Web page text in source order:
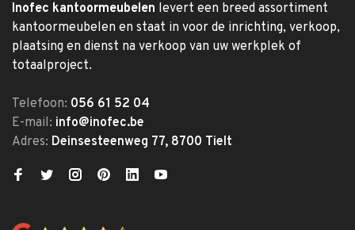
Inofec kantoormeubelen levert een breed assortiment
kantoormeubelen en staat in voor de inrichting, verkoop,
plaatsing en dienst na verkoop van uw werkplek of
totaalproject.
Telefoon: 056 61 52 04
E-mail: info@inofec.be
Adres: Deinsesteenweg 77, 8700 Tielt